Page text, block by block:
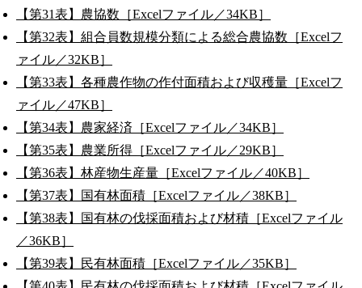
【第31表】農協数［Excelファイル／34KB］
【第32表】組合員数規模分類による総合農協数［Excelフ
ァイル／32KB］
【第33表】各種農作物の作付面積および収穫量［Excelフ
ァイル／47KB］
【第34表】農家経済［Excelファイル／34KB］
【第35表】農業所得［Excelファイル／29KB］
【第36表】林産物生産量［Excelファイル／40KB］
【第37表】国有林面積［Excelファイル／38KB］
【第38表】国有林の伐採面積および材積［Excelファイル
／36KB］
【第39表】民有林面積［Excelファイル／35KB］